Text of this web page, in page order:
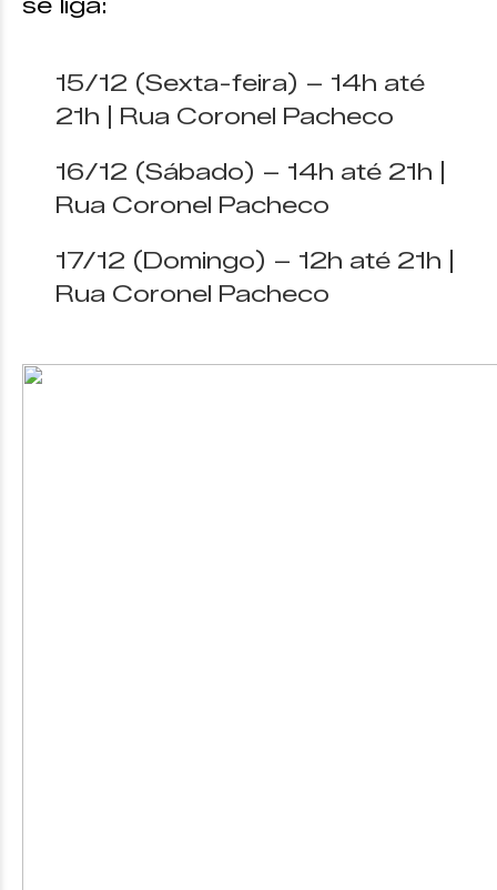
se liga:
15/12 (Sexta-feira) – 14h até
21h | Rua Coronel Pacheco
16/12 (Sábado) – 14h até 21h |
Rua Coronel Pacheco
17/12 (Domingo) – 12h até 21h |
Rua Coronel Pacheco